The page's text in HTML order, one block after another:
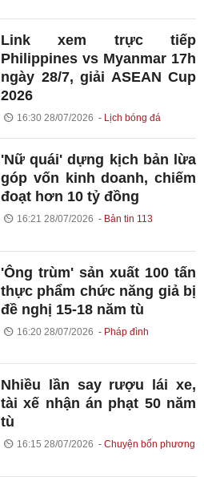
Link xem trực tiếp
Philippines vs Myanmar 17h
ngày 28/7, giải ASEAN Cup
2026
16:30 28/07/2026 Lịch bóng đá
'Nữ quái' dựng kịch bản lừa
góp vốn kinh doanh, chiếm
đoạt hơn 10 tỷ đồng
16:21 28/07/2026 Bản tin 113
'Ông trùm' sản xuất 100 tấn
thực phẩm chức năng giả bị
đề nghị 15-18 năm tù
16:20 28/07/2026 Pháp đình
Nhiều lần say rượu lái xe,
tài xế nhận án phạt 50 năm
tù
16:15 28/07/2026 Chuyện bốn phương